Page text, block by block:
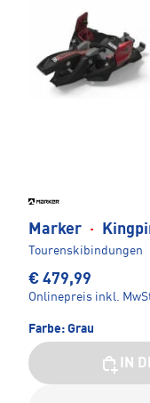
Marker ·
Tourenskibindungen
€ 479,99
Onlinepreis inkl.
Farbe: Grau
IN